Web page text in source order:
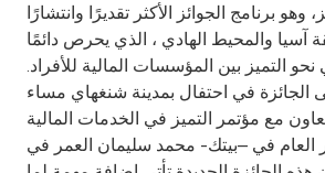
Contact us
Branch & ATM locator
Germany
وهو برنامج الجوائز الأكثر تقديرًا وانتشارًا
آسيا والمحيط الهادي ، الذي يحرص دائمًا
التميز بين المؤسسات المالية للأفراد.
في احتفال بمدينة شنغهاي مساء
بالتعاون مع مؤتمر التميز في الخدمات المالية
العام في –بيتك- محمد سليمان العمر في